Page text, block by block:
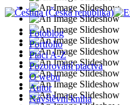
Fotoblog
Portfolio
Ptáci A-Z
Pozorování ptactva
O webu
Autor
Návštěvní kniha